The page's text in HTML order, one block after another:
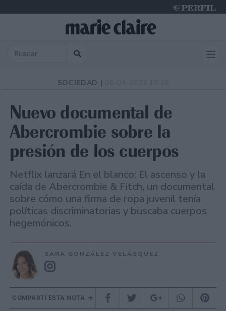
SOCIEDAD |
Nuevo documental de
Abercrombie sobre la
presión de los cuerpos
Netflix lanzará En el blanco: El ascenso y la
caída de Abercrombie & Fitch, un documental
sobre cómo una firma de ropa juvenil tenía
políticas discriminatorias y buscaba cuerpos
hegemónicos.
SARA GONZÁLEZ VELÁSQUEZ
COMPARTÍ ESTA NOTA